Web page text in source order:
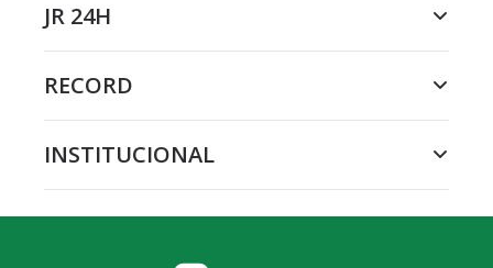
JR 24H
RECORD
INSTITUCIONAL